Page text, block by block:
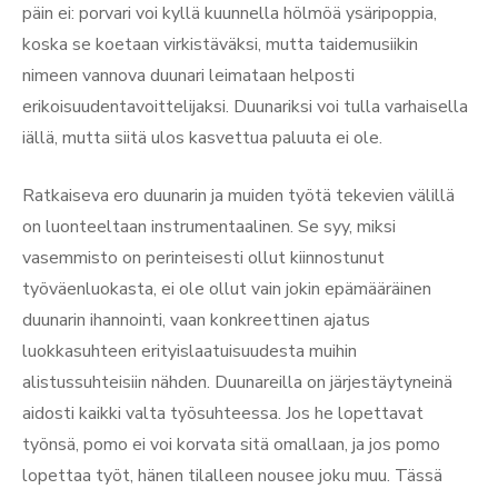
päin ei: porvari voi kyllä kuunnella hölmöä ysäripoppia,
koska se koetaan virkistäväksi, mutta taidemusiikin
nimeen vannova duunari leimataan helposti
erikoisuudentavoittelijaksi. Duunariksi voi tulla varhaisella
iällä, mutta siitä ulos kasvettua paluuta ei ole.
Ratkaiseva ero duunarin ja muiden työtä tekevien välillä
on luonteeltaan instrumentaalinen. Se syy, miksi
vasemmisto on perinteisesti ollut kiinnostunut
työväenluokasta, ei ole ollut vain jokin epämääräinen
duunarin ihannointi, vaan konkreettinen ajatus
luokkasuhteen erityislaatuisuudesta muihin
alistussuhteisiin nähden. Duunareilla on järjestäytyneinä
aidosti kaikki valta työsuhteessa. Jos he lopettavat
työnsä, pomo ei voi korvata sitä omallaan, ja jos pomo
lopettaa työt, hänen tilalleen nousee joku muu. Tässä